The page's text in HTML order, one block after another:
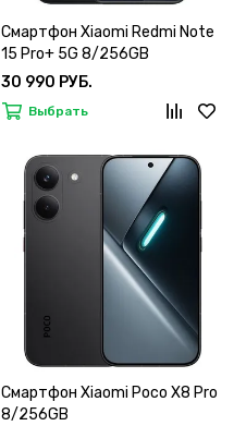
Смартфон Xiaomi Redmi Note
15 Pro+ 5G 8/256GB
30 990 РУБ.
Выбрать
Смартфон Xiaomi Poco X8 Pro
8/256GB